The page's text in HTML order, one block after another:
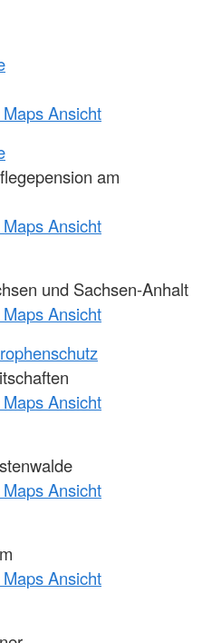
Ansicht
am
Ansicht
und Sachsen-Anhalt
Ansicht
Ansicht
Ansicht
Ansicht